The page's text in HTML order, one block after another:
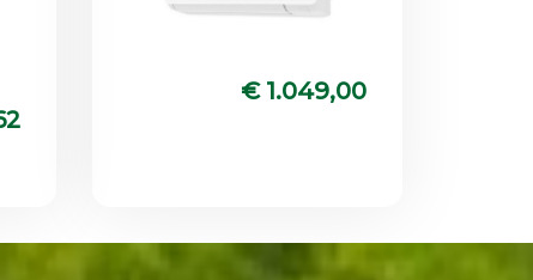
€ 1.049,00